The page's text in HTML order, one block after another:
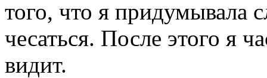
того, что я придумывала
чесаться. После этого я
видит.